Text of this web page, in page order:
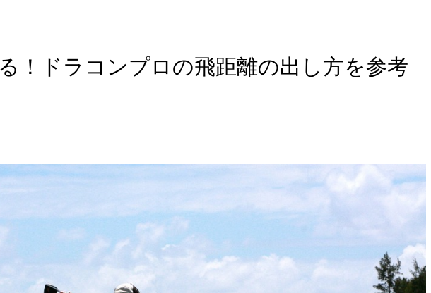
！ドラコンプロの飛距離の出し方を参考